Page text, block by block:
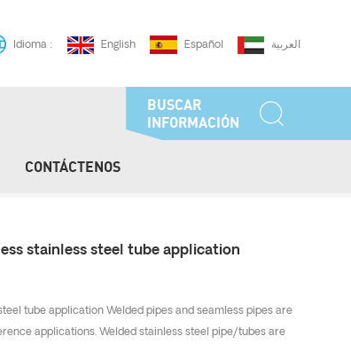
Idioma : English Español العربية
BUSCAR
INFORMACIÓN
CONTÁCTENOSCasa
stainless steel tube application
tube application Welded pipes and seamless pipes are
applications. Welded stainless steel pipe/tubes are